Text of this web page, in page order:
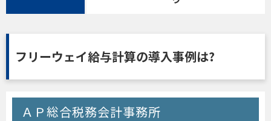
フリーウェイ給与計算の導入事例は?
ＡＰ総合税務会計事務所